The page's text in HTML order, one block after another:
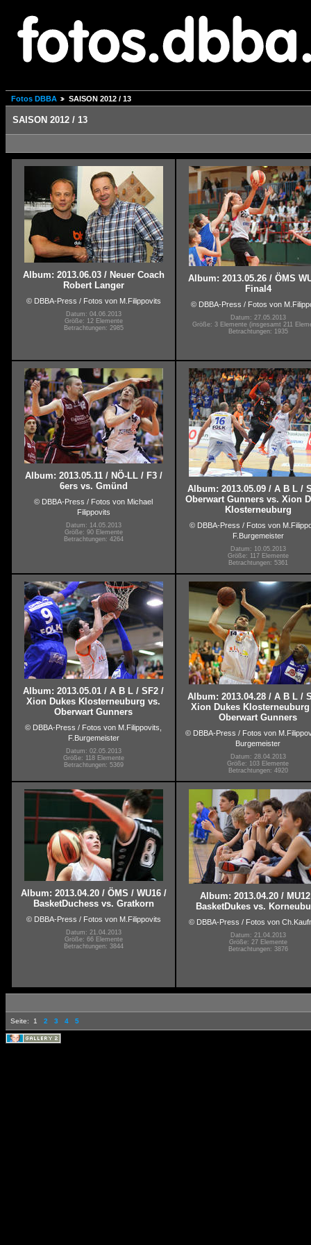
Fotos DBBA SAISON 2012 / 13
SAISON 2012 / 13
Album: 2013.06.03 / Neuer Coach
Robert Langer
© DBBA-Press / Fotos von M.Filippovits
Datum: 04.06.2013
Größe: 12 Elemente
Betrachtungen: 2985
Album: 2013.05.26 / ÖMS
Final4
© DBBA-Press / Fotos von
Datum: 27.05.2013
Größe: 3 Elemente (insgesamt 211
Betrachtungen: 1935
Album: 2013.05.11 / NÖ-LL / F3 /
6ers vs. Gmünd
© DBBA-Press / Fotos von Michael
Filippovits
Datum: 14.05.2013
Größe: 90 Elemente
Betrachtungen: 4264
Album: 2013.05.09 / A B L /
Oberwart Gunners vs. Xion
Klosterneuburg
© DBBA-Press / Fotos von
F.Burgemeister
Datum: 10.05.2013
Größe: 117 Elemente
Betrachtungen: 5361
Album: 2013.05.01 / A B L / SF2 /
Xion Dukes Klosterneuburg vs.
Oberwart Gunners
© DBBA-Press / Fotos von M.Filippovits,
F.Burgemeister
Datum: 02.05.2013
Größe: 118 Elemente
Betrachtungen: 5369
Album: 2013.04.28 / A B L /
Xion Dukes
Oberwart Gunners
© DBBA-Press / Fotos von
Burgemeister
Datum: 28.04.2013
Größe: 103 Elemente
Betrachtungen: 4920
Album: 2013.04.20 / ÖMS / WU16 /
BasketDuchess vs. Gratkorn
© DBBA-Press / Fotos von M.Filippovits
Datum: 21.04.2013
Größe: 66 Elemente
Betrachtungen: 3844
Album: 2013.04.20 /
BasketDukes vs.
© DBBA-Press / Fotos von
Datum: 21.04.2013
Größe: 27 Elemente
Betrachtungen: 3876
Seite: 1 2 3 4 5